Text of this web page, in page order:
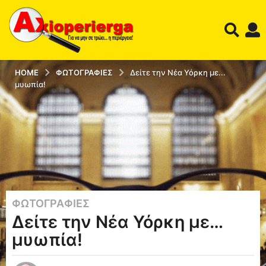
HOME ΦΩΤΟΓΡΑΦΊΕΣ
Δείτε την Νέα Υόρκη με...
μυωπία!
1
2
τ
ΦΩΤΟΓΡΑΦΊΕΣ
Δείτε την Νέα Υόρκη με…
μυωπία!